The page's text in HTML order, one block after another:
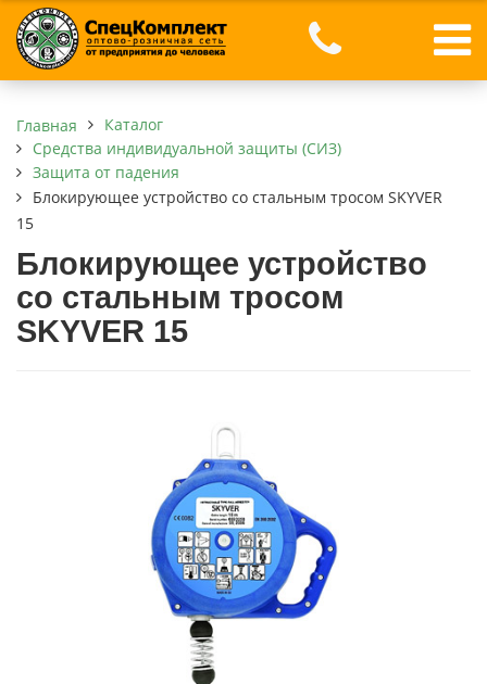
Главная
Каталог
Средства индивидуальной защиты (СИЗ)
Защита от падения
Блокирующее устройство со стальным тросом SKYVER
15
Блокирующее устройство
со стальным тросом
SKYVER 15